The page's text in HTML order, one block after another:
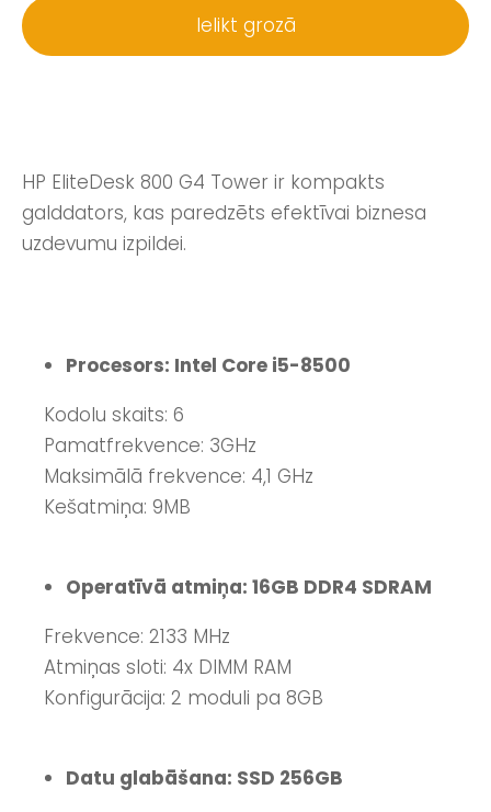
Ielikt grozā
HP EliteDesk 800 G4 Tower ir kompakts
galddators, kas paredzēts efektīvai biznesa
uzdevumu izpildei.
Procesors: Intel Core i5-8500
Kodolu skaits: 6
Pamatfrekvence: 3GHz
Maksimālā frekvence: 4,1 GHz
Kešatmiņa: 9MB
Operatīvā atmiņa: 16GB DDR4 SDRAM
Frekvence: 2133 MHz
Atmiņas sloti: 4x DIMM RAM
Konfigurācija: 2 moduli pa 8GB
Datu glabāšana: SSD 256GB